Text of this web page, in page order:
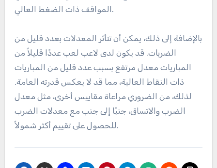
المواقف ذات الضغط العالي.
بالإضافة إلى ذلك، يمكن أن تتأثر المعدلات بعدد قليل من
الضربات. قد يكون لدى لاعب لعب عددًا قليلاً من
المباريات معدل مرتفع بسبب عدد قليل من المباريات
ذات النقاط العالية، مما قد لا يعكس قدرته العامة.
لذلك، من الضروري مراعاة مقاييس أخرى، مثل معدل
الضرب والاتساق، جنبًا إلى جنب مع معدلات الضرب
للحصول على تقييم أكثر شمولاً.